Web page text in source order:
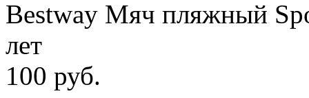
Bestway Мяч пляжный
лет
100 руб.